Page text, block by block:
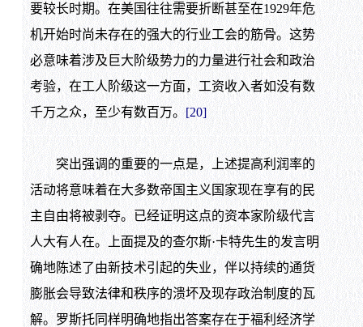
要较长时期。在美国往往需要折断甚至在1929年危
机开始时尚未存在的强大的行业工会的筋骨。这势
必意味着涉及巨大阶级势力的力量进行社会和政治
考验，在工人阶级这一方面，工资收入者如没有数
千万之众，至少有数百万。 [20]
突出强调的重要的一点是，上述提高利润率的
活动将意味着在大多数帝国主义国家现在享有的民
主自由将被剥夺。已经证明这点的资本家阶级代言
人大有人在。上面提及的查尔斯·卡特先生的发言明
确地陈述了由新技术引起的失业，伴以持续的通货
膨胀会导致法律和秩序的溃坏及现存政治制度的瓦
解。罗斯托同样明确地指出答案存在于福利经济学